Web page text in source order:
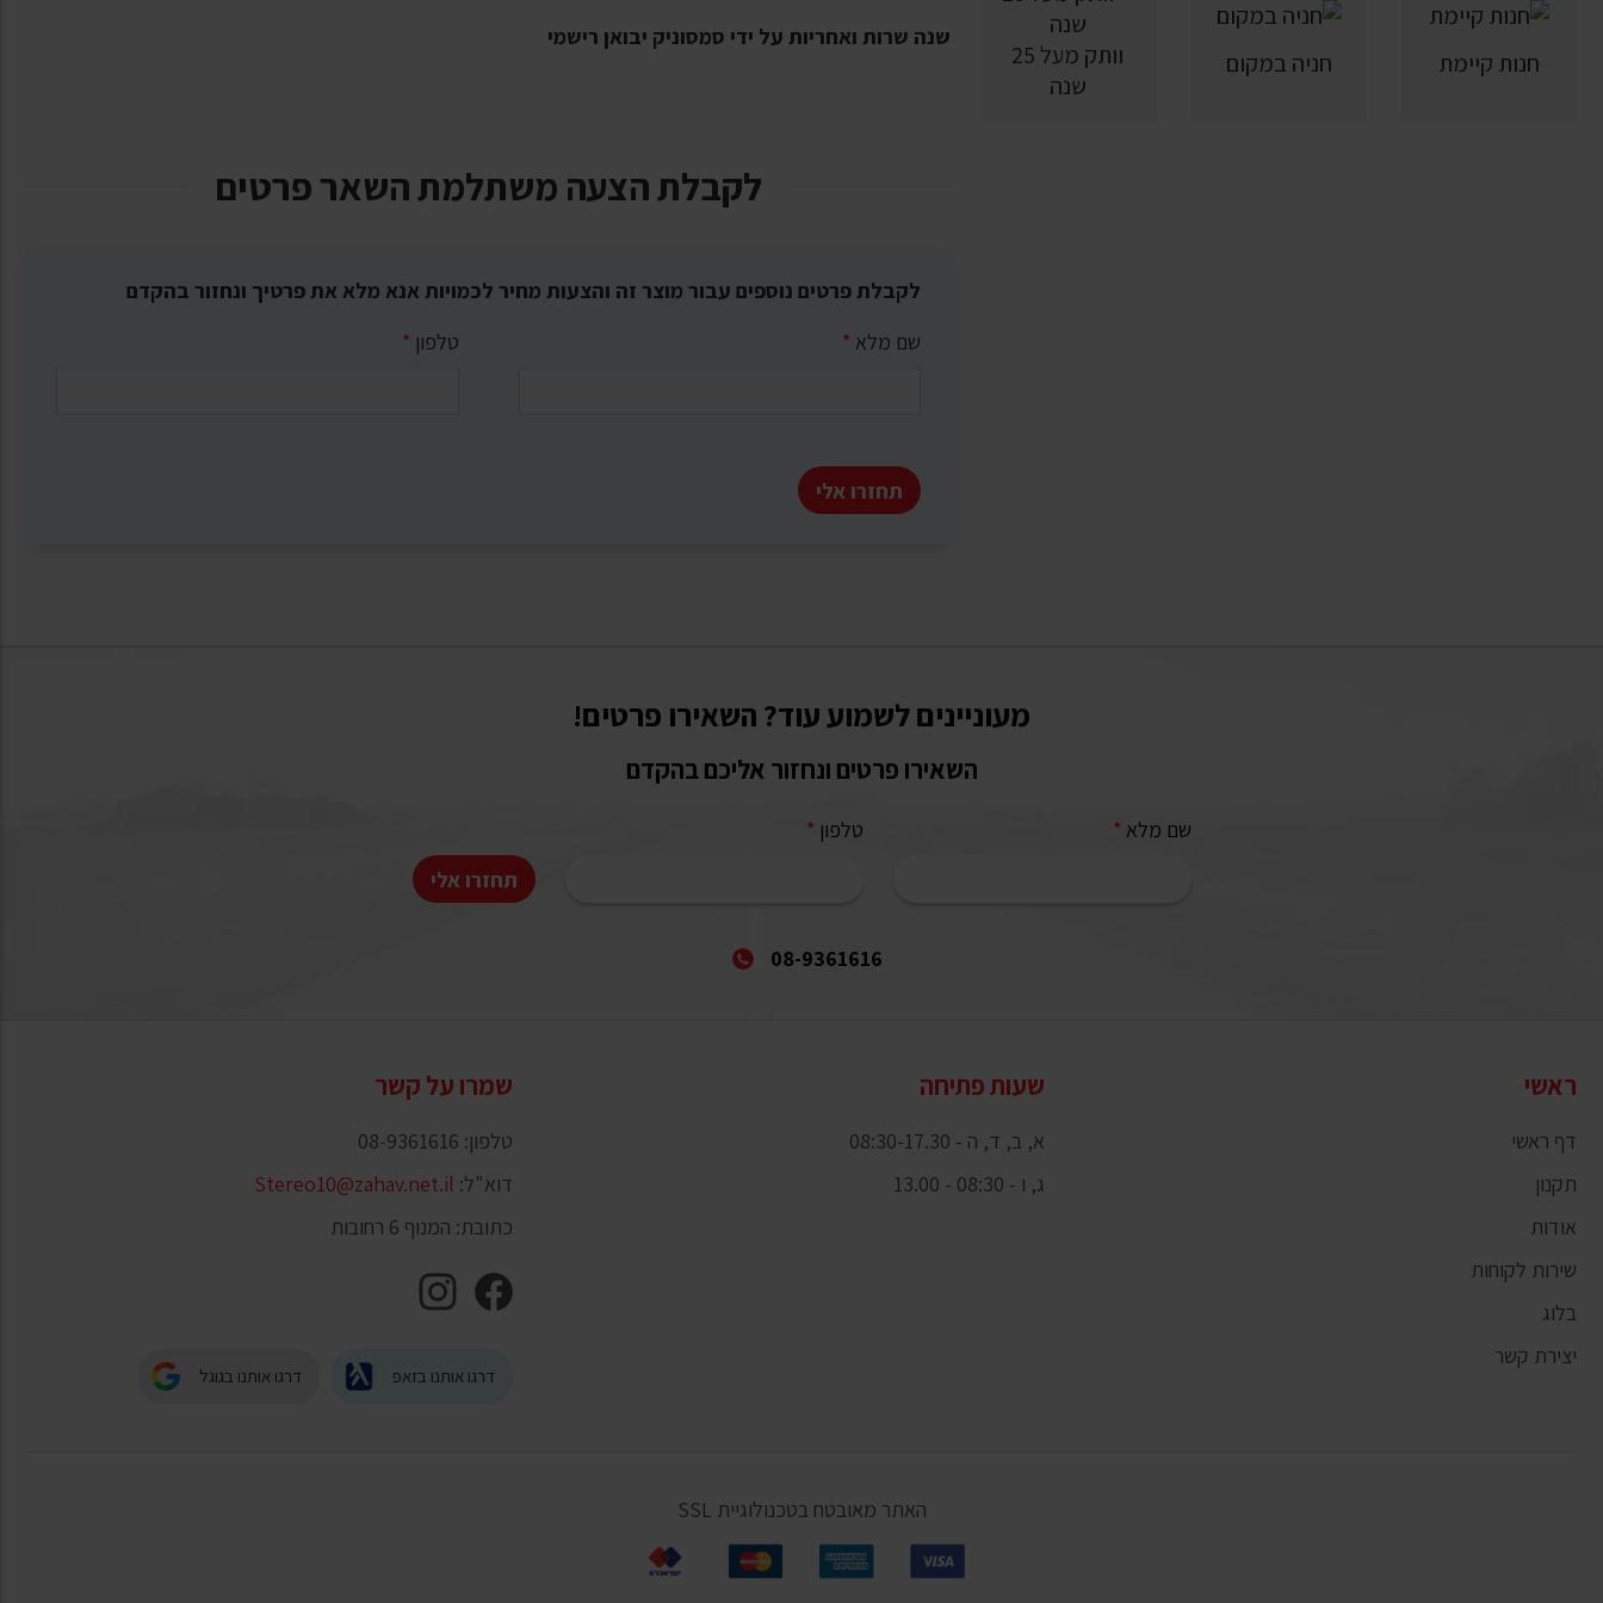
חנות קיימת חניה במקום
וותק מעל 25
שנה
שנה שרות ואחריות על ידי סמסוניק יבואן רישמי
לקבלת הצעה משתלמת השאר פרטים
לקבלת פרטים נוספים עבור מוצר זה והצעות מחיר לכמויות אנא מלא את פרטיך ונחזור בהקדם
שם מלא * טלפון *
תחזרו אלי
מעוניינים לשמוע עוד? השאירו פרטים!
השאירו פרטים ונחזור אליכם בהקדם
שם מלא * טלפון *
תחזרו אלי
08-9361616
ראשי
דף ראשי
תקנון
אודות
שירות לקוחות
בלוג
יצירת קשר
שעות פתיחה
א, ב, ד, ה - 08:30-17.30
ג, ו - 08:30 - 13.00
שמרו על קשר
טלפון: 08-9361616
דוא"ל: Stereo10@zahav.net.il
כתובת: המנוף 6 רחובות
דרגו אותנו בזאפ דרגו אותנו בגוגל
האתר מאובטח בטכנולוגיית SSL